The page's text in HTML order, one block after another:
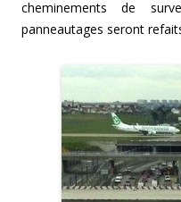
cheminements de
panneautages seront